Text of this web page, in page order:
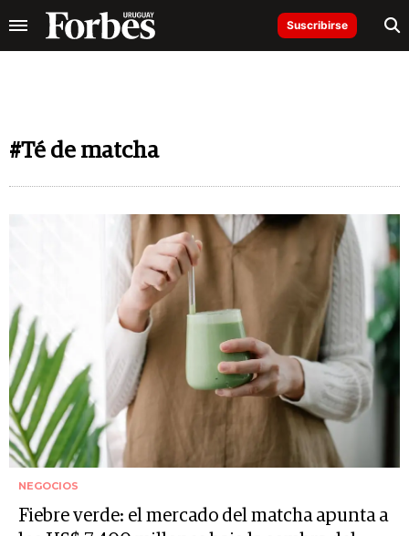
Suscribirse
#Té de matcha
NEGOCIOS
Fiebre verde: el mercado del matcha apunta a